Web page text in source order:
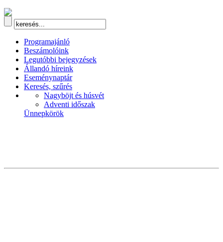
Programajánló
Beszámolóink
Legutóbbi bejegyzések
Állandó híreink
Eseménynaptár
Keresés, szűrés
Nagyböjt és húsvét
Adventi időszak
Ünnepkörök